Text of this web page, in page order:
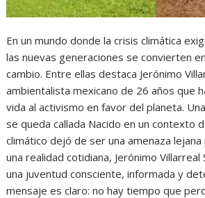
En un mundo donde la crisis climática
las nuevas generaciones se convierten
cambio. Entre ellas destaca Jerónimo
ambientalista mexicano de 26 años que
vida al activismo en favor del planeta.
se queda callada Nacido en un contexto
climático dejó de ser una amenaza
una realidad cotidiana, Jerónimo
una juventud consciente, informada y
mensaje es claro: no hay tiempo que